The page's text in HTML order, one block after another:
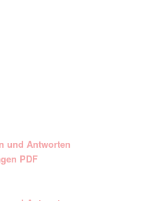
und Antworten
PDF